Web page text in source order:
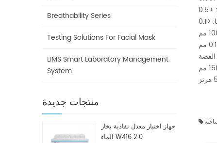
Breathability Series
Testing Solutions For Facial Mask
LIMS Smart Laboratory Management
System
منتجات جديدة
جهاز اختبار معدل نفاذية بخار
الماء W416 2.0